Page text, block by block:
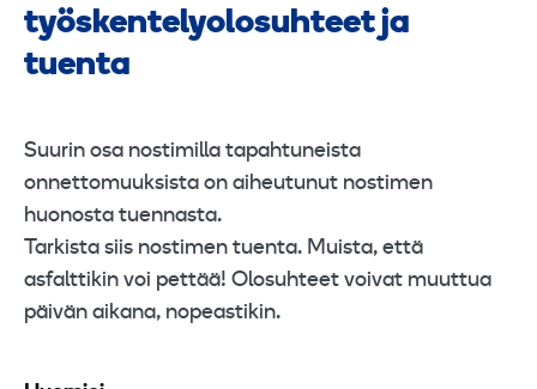
työskentelyolosuhteet ja
tuenta
Suurin osa nostimilla tapahtuneista
onnettomuuksista on aiheutunut nostimen
huonosta tuennasta.
Tarkista siis nostimen tuenta. Muista, että
asfalttikin voi pettää! Olosuhteet voivat muuttua
päivän aikana, nopeastikin.